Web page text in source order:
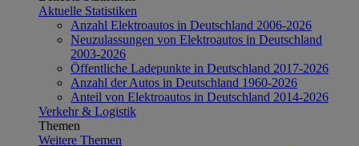
Aktuelle Statistiken
Anzahl Elektroautos in Deutschland 2006-2026
Neuzulassungen von Elektroautos in Deutschland
2003-2026
Öffentliche Ladepunkte in Deutschland 2017-2026
Anzahl der Autos in Deutschland 1960-2026
Anteil von Elektroautos in Deutschland 2014-2026
Verkehr & Logistik
Themen
Weitere Themen